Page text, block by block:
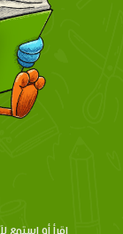
اقرأ أو استمع